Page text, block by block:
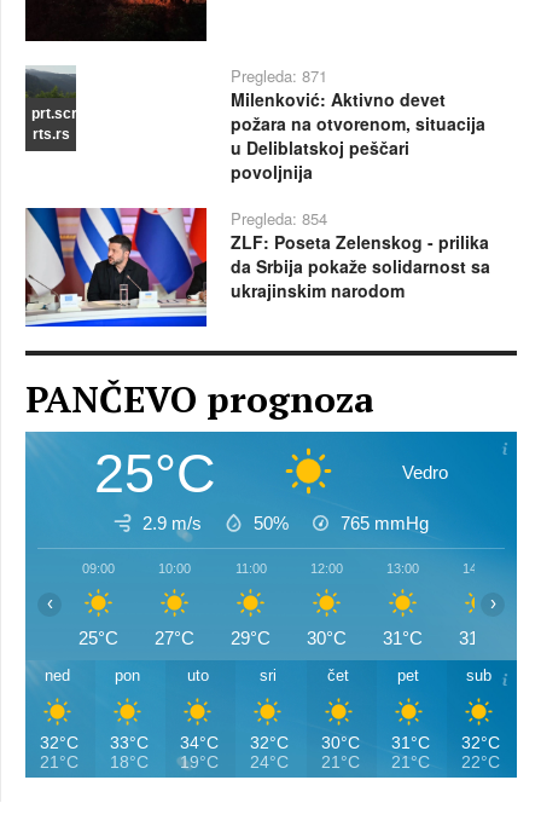
prt.scr
rts.rs
Pregleda: 871
Milenković: Aktivno devet
požara na otvorenom, situacija
u Deliblatskoj peščari
povoljnija
Pregleda: 854
ZLF: Poseta Zelenskog - prilika
da Srbija pokaže solidarnost sa
ukrajinskim narodom
PANČEVO prognoza
25°C Vedro
2.9 m/s 50% 765 mmHg
09:00
25°C
10:00
27°C
11:00
29°C
12:00
30°C
13:00
31°C
14:00
31°C
‹ ›
ned
32°C
21°C
pon
33°C
18°C
uto
34°C
19°C
sri
32°C
24°C
čet
30°C
21°C
pet
31°C
21°C
sub
32°C
22°C